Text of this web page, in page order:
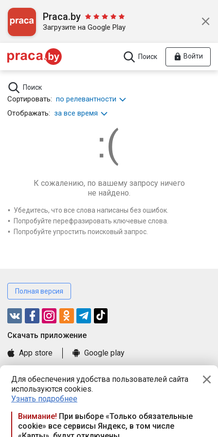
Для обеспечения удобства пользователей сайта
используются cookies.
Узнать подробнее
Внимание! При выборе «Только обязательные
cookie» все сервисы Яндекс, в том числе
Praca.by
Загрузите на Google Play
Поиск Войти
Поиск
Сортировать: по релевантности
Отображать: за все время
К сожалению, по вашему запросу ничего
не найдено.
Убедитесь, что все слова написаны без ошибок.
Попробуйте перефразировать ключевые слова.
Попробуйте упростить поисковый запрос.
Полная версия
Cкачать приложение
App store
Google play
Книга замечаний и предложений
Правила и документы
Praca.by © 2000—2026, ООО «ПРАЦА БАЙ»
Республика Беларусь, 220114, г. Минск, пр-т Независимости
117а, пом. № 9.